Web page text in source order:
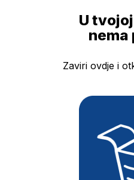
U
nema
Zaviri ovdje i